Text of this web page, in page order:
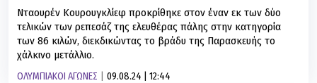
Νταουρέν Κουρουγκλίεφ προκρίθηκε στον έναν εκ των δύο
τελικών των ρεπεσάζ της ελευθέρας πάλης στην κατηγορία
των 86 κιλών, διεκδικώντας το βράδυ της Παρασκευής το
χάλκινο μετάλλιο.
ΟΛΥΜΠΙΑΚΟΙ ΑΓΩΝΕΣ 09.08.24 | 12:44